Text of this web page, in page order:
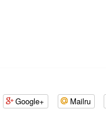
Google+ Mailru